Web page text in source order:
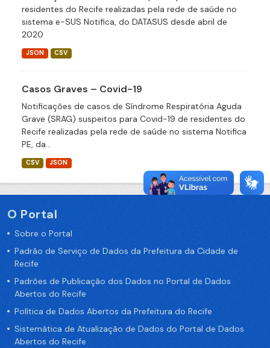
residentes do Recife realizadas pela rede de saúde no
sistema e-SUS Notifica, do DATASUS desde abril de
2020
JSON CSV
Casos Graves – Covid-19
Notificações de casos de Síndrome Respiratória Aguda
Grave (SRAG) suspeitos para Covid-19 de residentes do
Recife realizadas pela rede de saúde no sistema Notifica
PE, da...
CSV JSON
O Portal
Sobre o Portal
Padrão de Serviço de Dados da Prefeitura da Cidade de
Recife
Padrões de Publicação dos Dados no Portal de Dados
Abertos do Recife
Política de Dados Abertos da Prefeitura do Recife
Sistemática de Atualização de Dados do Portal de Dados
Abertos do Recife